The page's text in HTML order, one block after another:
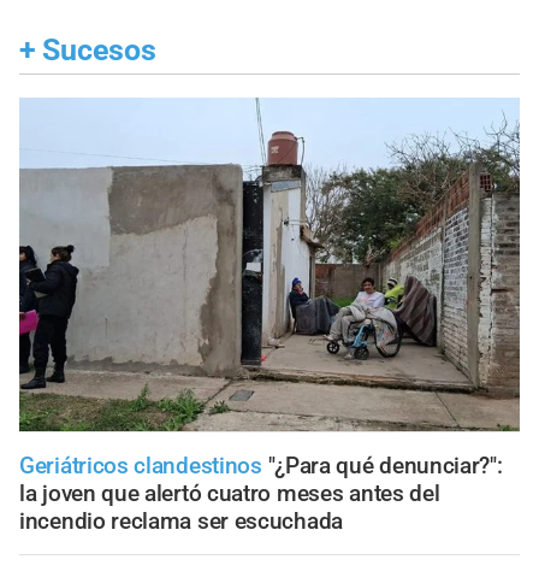
+ Sucesos
Geriátricos clandestinos "¿Para qué denunciar?":
la joven que alertó cuatro meses antes del
incendio reclama ser escuchada